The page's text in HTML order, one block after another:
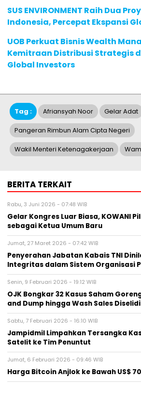
SUS ENVIRONMENT Raih Dua
Indonesia, Percepat Ekspansi
UOB Perkuat Bisnis Wealth
Kemitraan Distribusi Strategis
Global Investors
Tag : Afriansyah Noor Gelar Adat
Pangeran Rimbun Alam Cipta Negeri
Wakil Menteri Ketenagakerjaan
BERITA TERKAIT
Rabu, 3 Juni 2026 - 07:48 WIB
Gelar Kongres Luar Biasa, KOWANI
sebagai Ketua Umum Baru
Jumat, 27 Maret 2026 - 07:42 WIB
Penyerahan Jabatan Kabais TNI
Integritas dalam Sistem Organisasi
Senin, 9 Februari 2026 - 19:12 WIB
OJK Bongkar 32 Kasus Saham
and Dump hingga Wash Sales
Sabtu, 7 Februari 2026 - 16:10 WIB
Jampidmil Limpahkan Tersangka
Satelit ke Tim Penuntut
Jumat, 6 Februari 2026 - 09:46 WIB
Harga Bitcoin Anjlok ke Bawah US$